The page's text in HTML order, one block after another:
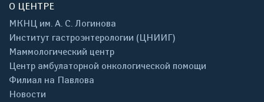
О ЦЕНТРЕ
МКНЦ им. А. С. Логинова
Институт гастроэнтерологии (ЦНИИГ)
Маммологический центр
Центр амбулаторной онкологической помощи
Филиал на Павлова
Новости